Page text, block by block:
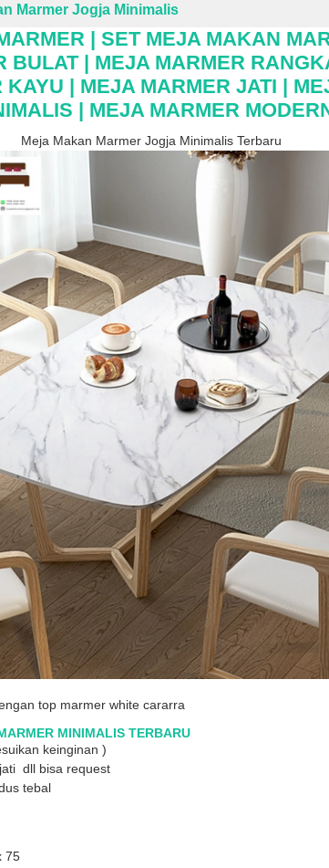
Marmer Jogja Minimalis
| SET MEJA MAKAN
BULAT | MEJA MARMER
KAYU | MEJA MARMER JATI |
| MEJA MARMER
Meja Makan Marmer Jogja Minimalis Terbaru
top marmer white cararra
MINIMALIS TERBARU
keinginan )
dll bisa request
tebal
75